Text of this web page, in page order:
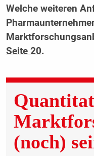
Welche weiteren
Seite 20.
(noch)